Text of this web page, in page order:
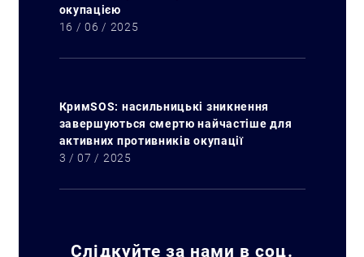
окупацією
16 / 06 / 2025
КримSOS: насильницькі зникнення
завершуються смертю найчастіше для
активних противників окупації
3 / 07 / 2025
Слідкуйте за нами в соц.